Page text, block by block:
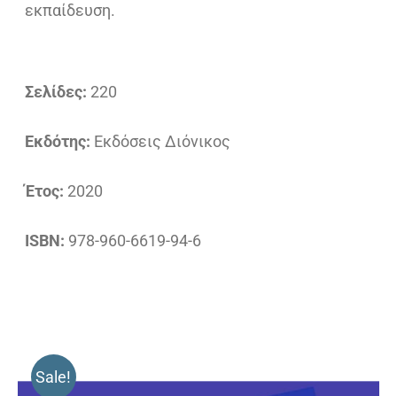
εκπαίδευση.
Σελίδες: 220
Εκδότης: Εκδόσεις Διόνικος
Έτος: 2020
ISBN: 978-960-6619-94-6
Sale!